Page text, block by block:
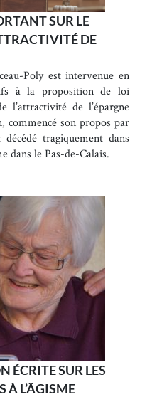
SUR LE
DE
Poly est intervenue en
à la proposition de loi
de l’épargne
commencé son propos par
tragiquement dans
dans le Pas-de-Calais.
ÉCRITE SUR LES
À L’ÂGISME